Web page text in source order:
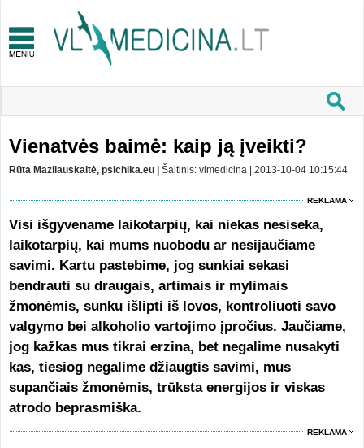
Vienatvės baimė: kaip ją įveikti?
Rūta Mazilauskaitė, psichika.eu | Šaltinis: vlmedicina | 2013-10-04 10:15:44
REKLAMA
Visi išgyvename laikotarpių, kai niekas nesiseka,
laikotarpių, kai mums nuobodu ar nesijaučiame
savimi. Kartu pastebime, jog sunkiai sekasi
bendrauti su draugais, artimais ir mylimais
žmonėmis, sunku išlipti iš lovos, kontroliuoti savo
valgymo bei alkoholio vartojimo įpročius. Jaučiame,
jog kažkas mus tikrai erzina, bet negalime nusakyti
kas, tiesiog negalime džiaugtis savimi, mus
supančiais žmonėmis, trūksta energijos ir viskas
atrodo beprasmiška.
REKLAMA